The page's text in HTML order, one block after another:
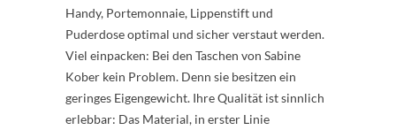
Handy, Portemonnaie, Lippenstift und
Puderdose optimal und sicher verstaut werden.
Viel einpacken: Bei den Taschen von Sabine
Kober kein Problem. Denn sie besitzen ein
geringes Eigengewicht. Ihre Qualität ist sinnlich
erlebbar: Das Material, in erster Linie